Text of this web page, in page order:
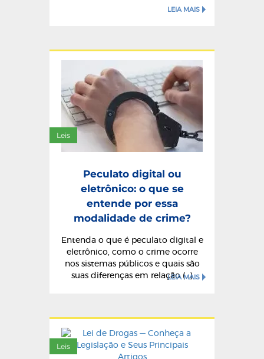
LEIA MAIS
Leis
Peculato digital ou
eletrônico: o que se
entende por essa
modalidade de crime?
Entenda o que é peculato digital e
eletrônico, como o crime ocorre
nos sistemas públicos e quais são
suas diferenças em relação (...)
LEIA MAIS
Leis